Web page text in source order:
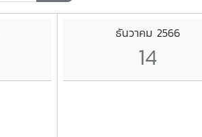
ธันวาคม 2566
14